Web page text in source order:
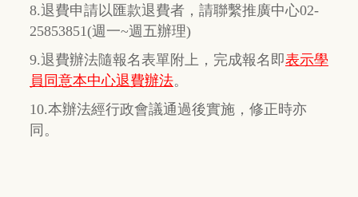
8.退費申請以匯款退費者，請聯繫推廣中心02-
25853851(週一~週五辦理)
9.退費辦法隨報名表單附上，完成報名即表示學
員同意本中心退費辦法。
10.本辦法經行政會議通過後實施，修正時亦
同。